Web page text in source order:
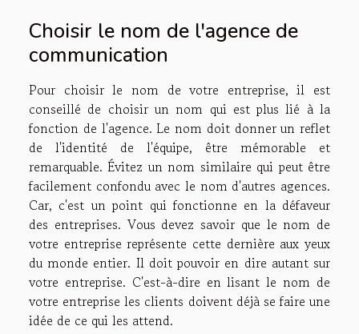
Choisir le nom de l'agence de
communication
Pour choisir le nom de votre entreprise, il est
conseillé de choisir un nom qui est plus lié à la
fonction de l'agence. Le nom doit donner un reflet
de l'identité de l'équipe, être mémorable et
remarquable. Évitez un nom similaire qui peut être
facilement confondu avec le nom d'autres agences.
Car, c'est un point qui fonctionne en la défaveur
des entreprises. Vous devez savoir que le nom de
votre entreprise représente cette dernière aux yeux
du monde entier. Il doit pouvoir en dire autant sur
votre entreprise. C'est-à-dire en lisant le nom de
votre entreprise les clients doivent déjà se faire une
idée de ce qui les attend.